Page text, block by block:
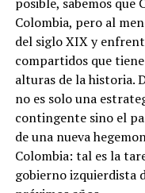
Colombia, pero al
del siglo XIX y
compartidos que
alturas de la historia.
no es solo una
contingente sino el
de una nueva
Colombia: tal es la
gobierno izquierdista